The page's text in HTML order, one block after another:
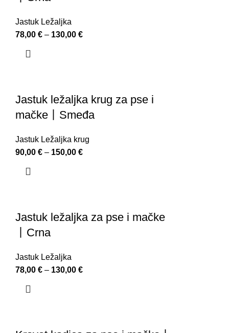
Jastuk Ležaljka
78,00 € – 130,00 €
Jastuk ležaljka krug za pse i
mačke丨Smeđa
Jastuk Ležaljka krug
90,00 € – 150,00 €
Jastuk ležaljka za pse i mačke
丨Crna
Jastuk Ležaljka
78,00 € – 130,00 €